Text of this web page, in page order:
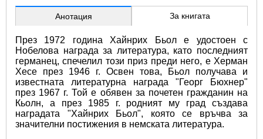
Анотация За книгата
През 1972 година Хайнрих Бьол е удостоен с
Нобелова награда за литература, като последният
германец, спечелил този приз преди него, е Херман
Хесе през 1946 г. Освен това, Бьол получава и
известната литературна награда "Георг Бюхнер"
през 1967 г. Той е обявен за почетен гражданин на
Кьолн, а през 1985 г. родният му град създава
наградата "Хайнрих Бьол", която се връчва за
значителни постижения в немската литература.